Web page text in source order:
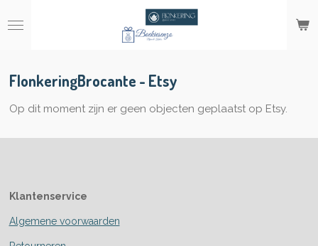
direct
hoofdinhoud
FlonkeringBrocante - Etsy
Op dit moment zijn er geen objecten geplaatst op Etsy.
Klantenservice
Algemene voorwaarden